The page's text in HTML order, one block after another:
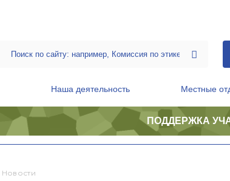
Наша деятельность Местные
ПОДДЕРЖКА
Новости